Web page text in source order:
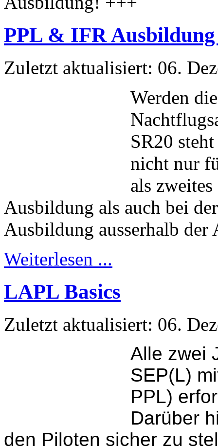
PPL & IFR
Zuletzt aktualisiert: 06.
Werden
SR20
nicht nur
als
Ausbildung als auch bei
Ausbildung ausserhalb der
Weiterlesen ...
LAPL Basics
Zuletzt aktualisiert: 06.
Alle zwei
SEP(L)
PPL)
Darüber
den Piloten sicher zu